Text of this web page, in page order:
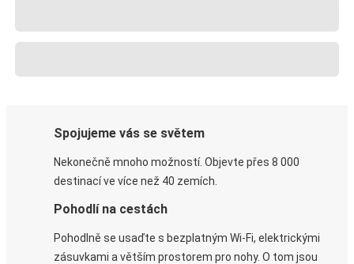
Spojujeme vás se světem
Nekonečně mnoho možností. Objevte přes 8 000
destinací ve více než 40 zemích.
Pohodlí na cestách
Pohodlně se usaďte s bezplatným Wi-Fi, elektrickými
zásuvkami a větším prostorem pro nohy. O tom jsou